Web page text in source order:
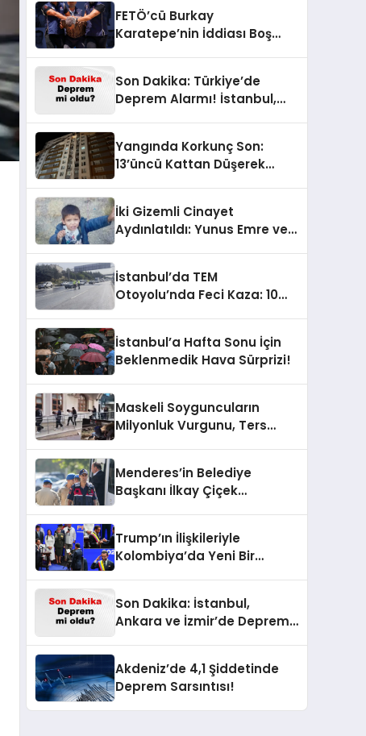
FETÖ’cü Burkay
Karatepe’nin İddiası Boş
Bulunamadı!
Son Dakika: Türkiye’de
Deprem Alarmı! İstanbul,
Yangında Korkunç Son:
13’üncü Kattan Düşerek
İki Gizemli Cinayet
Aydınlatıldı: Yunus Emre ve
İstanbul’da TEM
Otoyolu’nda Feci Kaza: 10
İstanbul’a Hafta Sonu İçin
Beklenmedik Hava Sürprizi!
Maskeli Soyguncuların
Milyonluk Vurgunu, Ters
Menderes’in Belediye
Başkanı İlkay Çiçek
Trump’ın İlişkileriyle
Kolombiya’da Yeni Bir
Son Dakika: İstanbul,
Ankara ve İzmir’de Deprem
Sarsıntı Oldu?
Akdeniz’de 4,1 Şiddetinde
Deprem Sarsıntısı!